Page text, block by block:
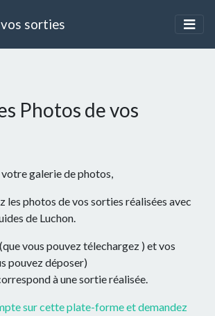
sorties
Photos de vos
votre galerie de photos,
les photos de vos sorties réalisées avec
de Luchon.
vous pouvez télechargez ) et vos
pouvez déposer)
à une sortie réalisée.
sur cette plate-forme et demandez